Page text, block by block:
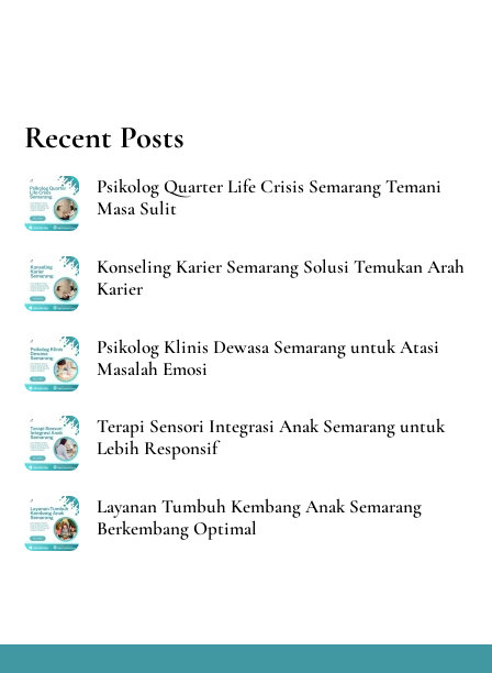
Recent Posts
Psikolog Quarter Life Crisis Semarang Temani
Masa Sulit
Konseling Karier Semarang Solusi Temukan Arah
Karier
Psikolog Klinis Dewasa Semarang untuk Atasi
Masalah Emosi
Terapi Sensori Integrasi Anak Semarang untuk
Lebih Responsif
Layanan Tumbuh Kembang Anak Semarang
Berkembang Optimal